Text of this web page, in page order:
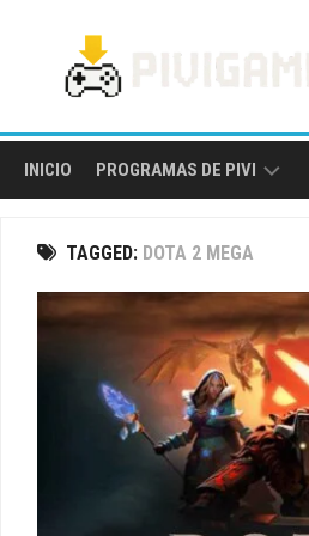
INICIO PROGRAMAS DE PIVI
Y
TAGGED: DOTA 2 MEGA